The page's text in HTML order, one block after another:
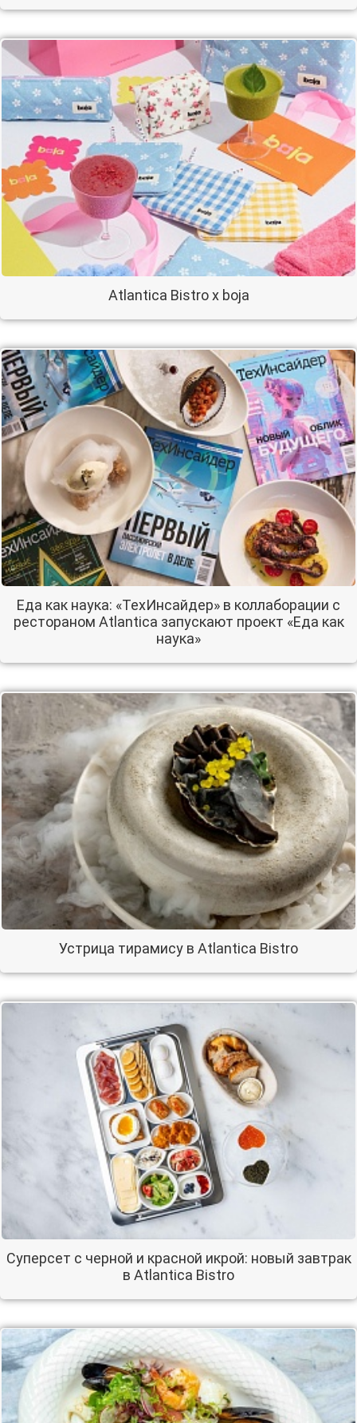
Atlantica Bistro x boja
Еда как наука: «ТехИнсайдер» в коллаборации с
рестораном Atlantica запускают проект «Еда как
наука»
Устрица тирамису в Atlantica Bistro
Суперсет с черной и красной икрой: новый завтрак
в Atlantica Bistro